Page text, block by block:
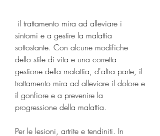
sintomi e a gestire la malattia
sottostante. Con alcune modifiche
dello stile di vita e una corretta
gestione della malattia, d'altra parte, il
trattamento mira ad alleviare il dolore e
il gonfiore e a prevenire la
progressione della malattia.
Per le lesioni, artrite e tendiniti. In